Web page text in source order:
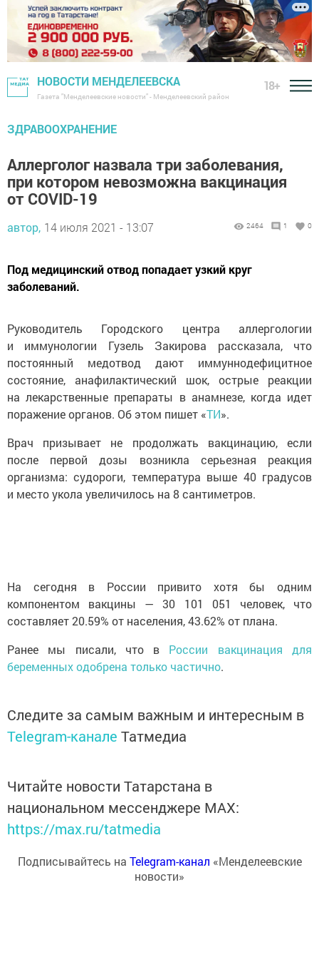
НОВОСТИ МЕНДЕЛЕЕВСКА
Газета "Менделеевские новости" - Менделеевский район
18+
ЗДРАВООХРАНЕНИЕ
Аллерголог назвала три заболевания,
при котором невозможна вакцинация
от COVID-19
автор, 14 июля 2021 - 13:07 2464 1 0
Под медицинский отвод попадает узкий круг
заболеваний.
Руководитель Городского центра аллергологии
и иммунологии Гузель Закирова рассказала, что
постоянный медотвод дают иммуннодефицитное
состояние, анафилактический шок, острые реакции
на лекарственные препараты в анамнезе, когда идет
поражение органов. Об этом пишет «ТИ».
Врач призывает не продолжать вакцинацию, если
после первой дозы возникла серьезная реакция
организма: судороги, температура выше 40 градусов
и место укола увеличилось на 8 сантиметров.
На сегодня в России привито хотя бы одним
компонентом вакцины — 30 101 051 человек, что
составляет 20.59% от населения, 43.62% от плана.
Ранее мы писали, что в России вакцинация для
беременных одобрена только частично.
Следите за самым важным и интересным в
Telegram-канале Татмедиа
Читайте новости Татарстана в
национальном мессенджере MАХ:
https://max.ru/tatmedia
Подписывайтесь на Telegram-канал «Менделеевские
новости»